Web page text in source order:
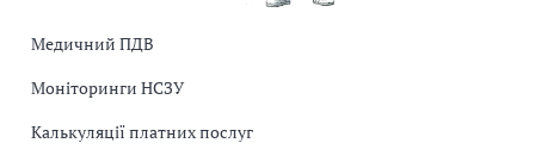
Медичний ПДВ
Моніторинги НСЗУ
Калькуляції платних послуг